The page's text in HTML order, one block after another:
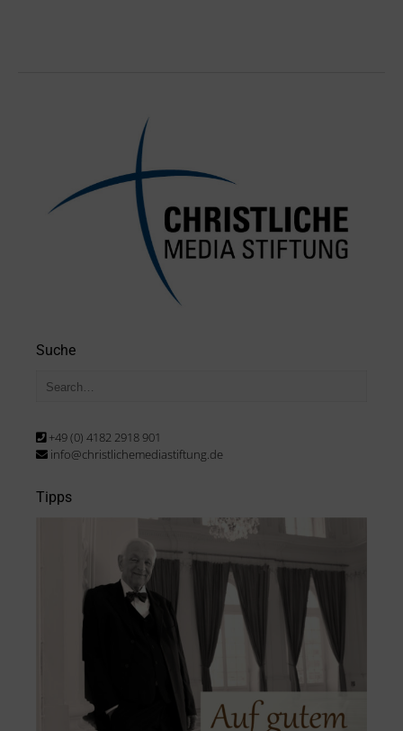
Suche
+49 (0) 4182 2918 901
info@christlichemediastiftung.de
Tipps